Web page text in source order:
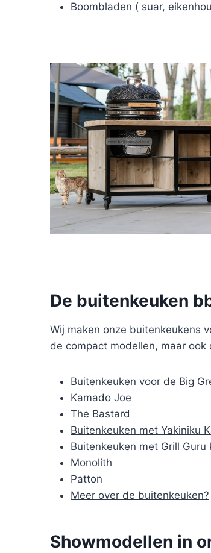
Boombladen ( suar,
De buitenkeuken
Wij maken onze buitenkeukens
de compact modellen, maar ook
Buitenkeuken voor de Big
Kamado Joe
The Bastard
Buitenkeuken met Yakiniku
Buitenkeuken met Grill Guru
Monolith
Patton
Meer over de buitenkeuken?
Showmodellen in